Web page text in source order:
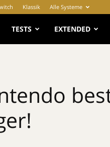
Klassik Alle Systeme
TESTS EXTENDED